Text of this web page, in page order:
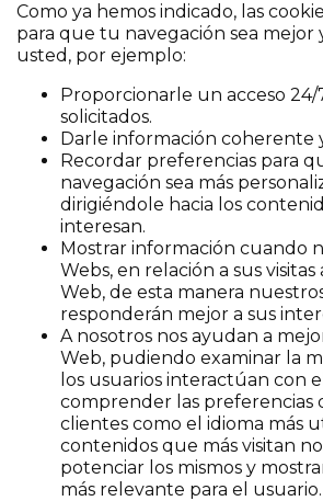
Como ya hemos indicado, las
para que tu navegación sea mejor
usted, por ejemplo:
Proporcionarle un acceso 24/
solicitados.
Darle información coherente
Recordar preferencias para
navegación sea más
dirigiéndole hacia los
interesan.
Mostrar información cuando
Webs, en relación a sus
Web, de esta manera
responderán mejor a sus
A nosotros nos ayudan a
Web, pudiendo examinar la
los usuarios interactúan con
comprender las preferencias
clientes como el idioma más
contenidos que más visitan
potenciar los mismos y
más relevante para el usuario.